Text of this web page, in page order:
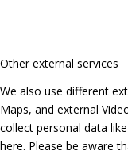
Other external services
We also use different
Maps, and external
collect personal data
here. Please be aware